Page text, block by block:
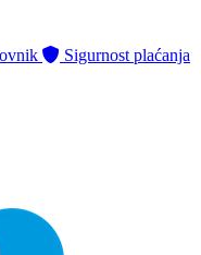
Sigurnost plaćanja